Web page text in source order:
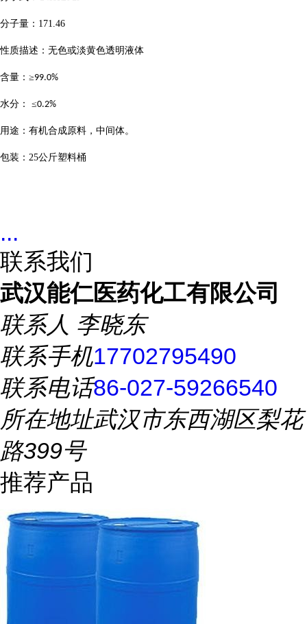
分子量： 171.46
性质描述：无色或淡黄色透明液体
含量： ≥99.0%
水分： ≤0.2%
用途：有机合成原料，中间体。
包装： 25公斤塑料桶
...
联系我们
武汉能仁医药化工有限公司
联系人 李晓东
联系手机17702795490
联系电话86-027-59266540
所在地址武汉市东西湖区梨花
路399号
推荐产品